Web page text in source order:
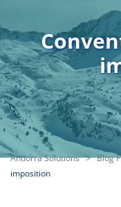
Andorra Solutions > Blog
imposition